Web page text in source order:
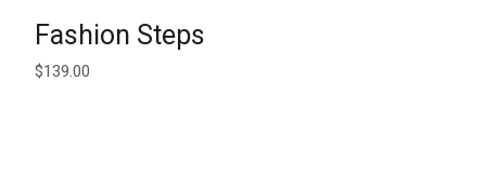
AJOUTER AU PANIER
Fashion Steps
$139.00